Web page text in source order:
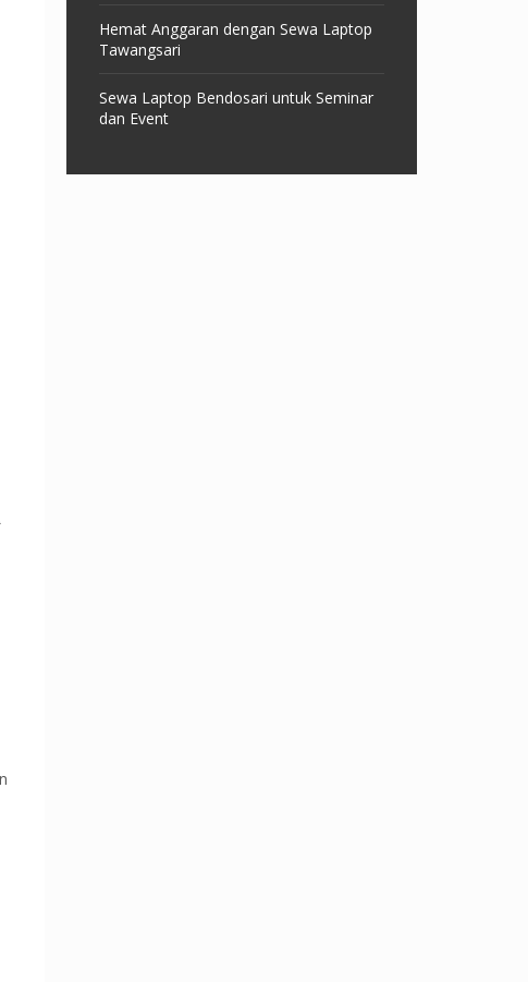
Hemat Anggaran dengan Sewa Laptop
Tawangsari
Sewa Laptop Bendosari untuk Seminar
dan Event